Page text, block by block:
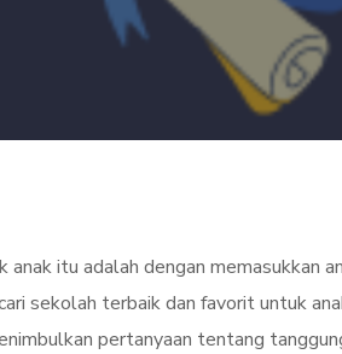
itu adalah dengan memasukkan
sekolah terbaik dan favorit untuk
pertanyaan tentang